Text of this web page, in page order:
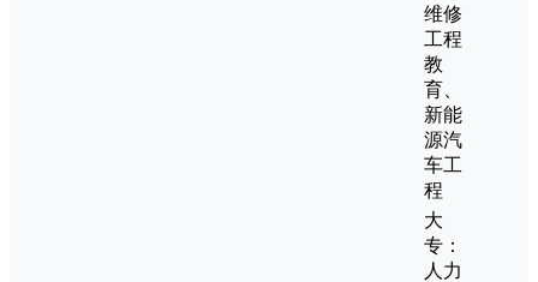
维修
工程
教
育、
新能
源汽
车工
程
大
专：
人力